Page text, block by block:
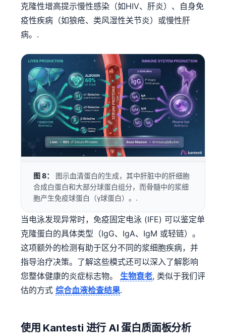
克隆性增高提示慢性感染（如HIV、肝炎）、自身免
疫性疾病（如狼疮、类风湿性关节炎）或慢性肝
病。.
图 8：
图示血清蛋白的生成，其中肝脏中的肝细胞
合成白蛋白和大部分球蛋白组分，而骨髓中的浆细
胞产生免疫球蛋白（γ球蛋白）。.
当电泳发现异常时，免疫固定电泳 (IFE) 可以鉴定单
克隆蛋白的具体类型（IgG、IgA、IgM 或轻链）。
这项额外的检测有助于区分不同的浆细胞疾病，并
指导治疗决策。了解这些模式还可以深入了解影响
您整体健康的炎症标志物。 生物衰老, 类似于我们评
估的方式 综合血液检查结果.
使用 Kantesti 进行 AI 蛋白质面板分析
Български
Nederlands
हिन्दी
Bahasa Indonesia
Հայերեն
Српски језик
Svenska
Bosanski
Eesti
日本語
Čeština
ქართული
Русский
Lietuvių kalba
한국어
Slovenščina